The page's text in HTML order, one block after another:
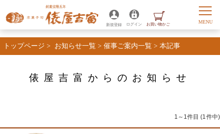
トップページ > お知らせ一覧 > 催事ご案内一覧 > 本記事
俵屋吉富からのお知らせ
1～1件目 (1件中)